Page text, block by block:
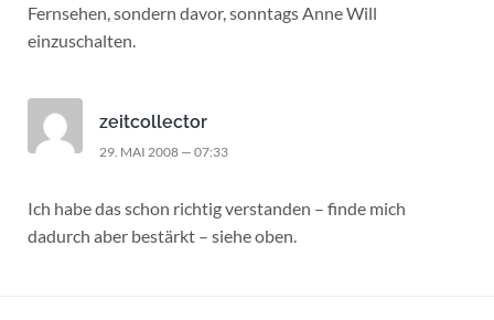
Fernsehen, sondern davor, sonntags Anne Will
einzuschalten.
zeitcollector
29. MAI 2008 — 07:33
Ich habe das schon richtig verstanden – finde mich
dadurch aber bestärkt – siehe oben.